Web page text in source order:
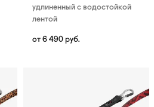
удлиненный с водостойкой
лентой
от 6 490 руб.